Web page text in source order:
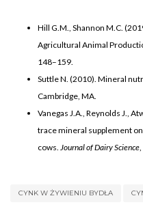
Hill G.M., Shannon M.C.
Agricultural Animal
148–159.
Suttle N. (2010). Mineral
Cambridge, MA.
Vanegas J.A., Reynolds J.,
trace mineral supplement
cows. Journal of Dairy Science
CYNK W ŻYWIENIU BYDŁA